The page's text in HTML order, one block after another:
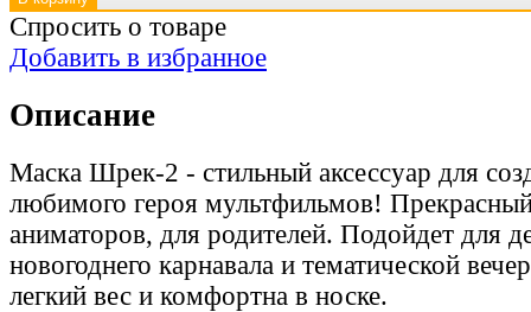
Спросить о товаре
Добавить в избранное
Описание
Маска Шрек-2 - стильный аксессуар для
любимого героя мультфильмов!
аниматоров, для родителей. Подойдет для
новогоднего карнавала и тематической
легкий вес и комфортна в носке.